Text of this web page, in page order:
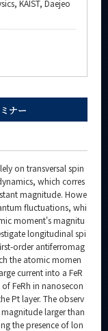
KAIST, Daejeo
ナー
on transversal spin
which corres
magnitude. Howe
fluctuations, whi
moment's magnitu
longitudinal spi
order antiferromag
the atomic momen
current into a FeR
FeRh in nanosecon
Pt layer. The observ
larger than
the presence of lon